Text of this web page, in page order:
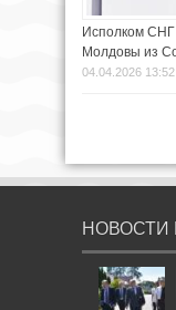
Исполком СНГ
Молдовы из
04.04.2026 13:52
НОВОСТИ